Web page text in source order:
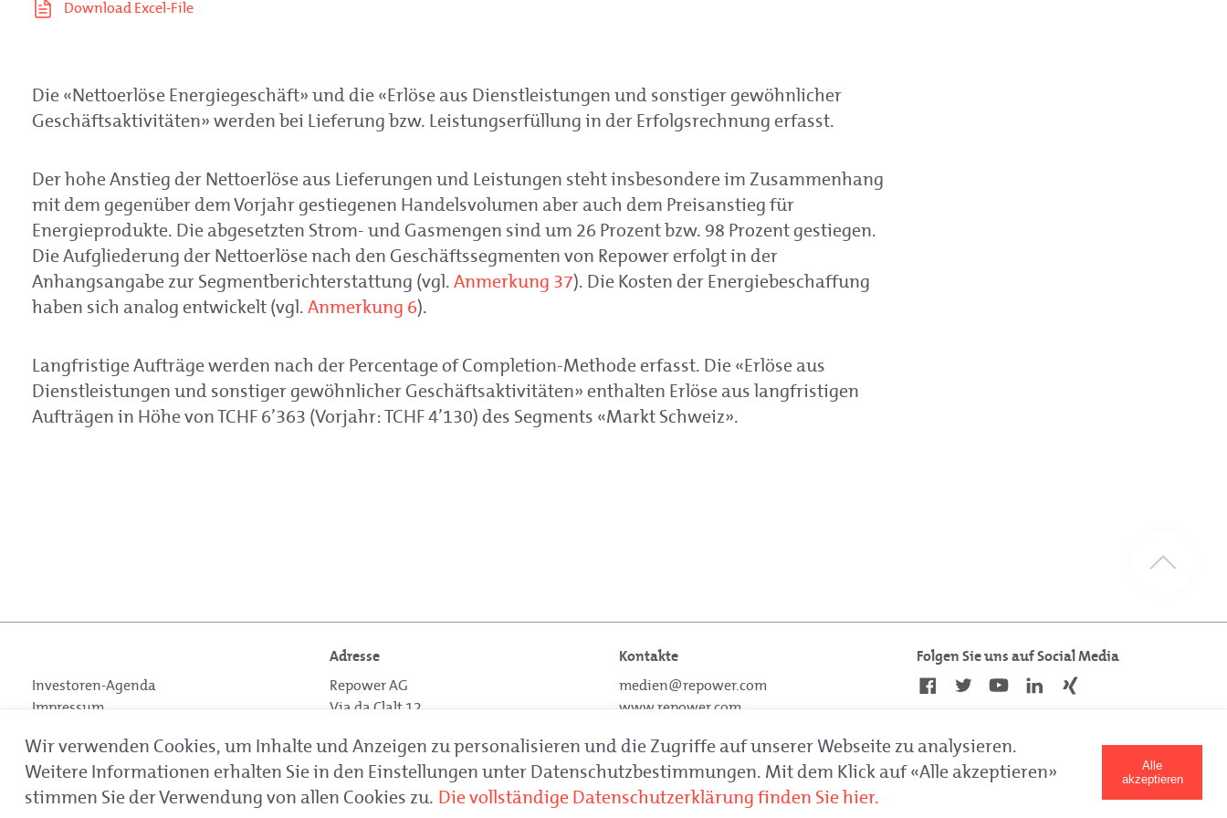
Die «Nettoerlöse Energiegeschäft» und die «Erlöse aus Dienstleistungen und sonstiger gewöhnlicher
Geschäftsaktivitäten» werden bei Lieferung bzw. Leistungserfüllung in der Erfolgsrechnung erfasst.
Der hohe Anstieg der Nettoerlöse aus Lieferungen und Leistungen steht insbesondere im Zusammenhang
mit dem gegenüber dem Vorjahr gestiegenen Handelsvolumen aber auch dem Preisanstieg für
Energieprodukte. Die abgesetzten Strom- und Gasmengen sind um 26 Prozent bzw. 98 Prozent gestiegen.
Die Aufgliederung der Nettoerlöse nach den Geschäftssegmenten von Repower erfolgt in der
Anhangsangabe zur Segmentberichterstattung (vgl.Anmerkung 37). Die Kosten der Energiebeschaffung
haben sich analog entwickelt (vgl.Anmerkung 6).
Langfristige Aufträge werden nach der Percentage of Completion-Methode erfasst. Die «Erlöse aus
Dienstleistungen und sonstiger gewöhnlicher Geschäftsaktivitäten» enthalten Erlöse aus langfristigen
Aufträgen in Höhe von TCHF 6’363 (Vorjahr: TCHF 4’130) des Segments «Markt Schweiz».
Investoren-Agenda
Impressum
Adresse
Repower AG
Via da Clalt 12
Schweiz
Kontakte
medien@repower.com
www.repower.com
T +41 81 839 7111
Folgen Sie uns auf Social Media
All rights reserved.
Wir verwenden Cookies, um Inhalte und Anzeigen zu personalisieren und die Zugriffe auf unserer Webseite zu analysieren.
Weitere Informationen erhalten Sie in den Einstellungen unter Datenschutzbestimmungen. Mit dem Klick auf «Alle akzeptieren»
stimmen Sie der Verwendung von allen Cookies zu. Die vollständige Datenschutzerklärung finden Sie hier.
Alle
akzeptieren